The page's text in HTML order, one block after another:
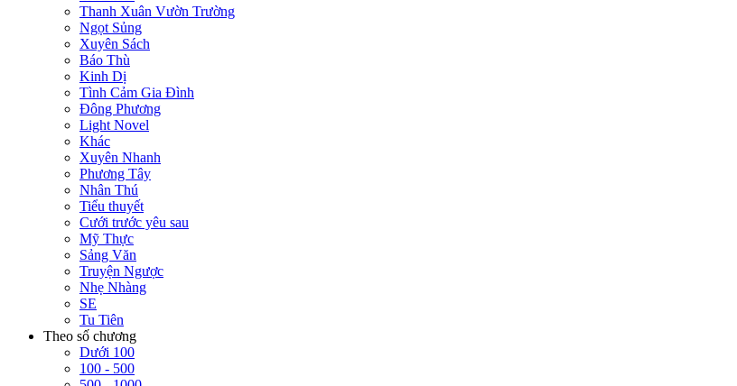
Thanh Xuân Vườn Trường
Ngọt Sủng
Xuyên Sách
Báo Thù
Kinh Dị
Tình Cảm Gia Đình
Đông Phương
Light Novel
Khác
Xuyên Nhanh
Phương Tây
Nhân Thú
Tiểu thuyết
Cưới trước yêu sau
Mỹ Thực
Sảng Văn
Truyện Ngược
Nhẹ Nhàng
SE
Tu Tiên
Theo số chương
Dưới 100
100 - 500